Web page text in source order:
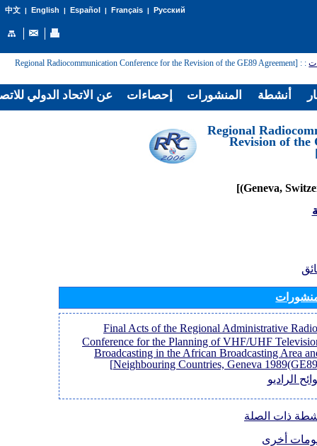
中文| English | Español | Français| Русский
:
: [Regional Radiocommunication Conference for the Revision of the GE89 Agreement
[Regional
Revision of the
[Final Acts of the Regional Administrative Radio
Conference for the Planning of VHF/UHF
Broadcasting in the African Broadcasting Area
Neighbouring Countries, Geneva
الراديو
ذات الصلة
أخرى
عن الاتحاد الدولي إحصاءات المنشورات أنشطة